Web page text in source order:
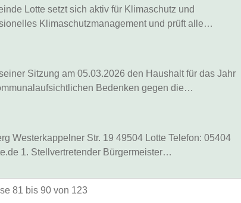
Lotte setzt sich aktiv für Klimaschutz und
Klimaschutzmanagement und prüft alle…
Sitzung am 05.03.2026 den Haushalt für das Jahr
Bedenken gegen die…
Westerkappelner Str. 19 49504 Lotte Telefon: 05404
1. Stellvertretender Bürgermeister…
81 bis 90 von 123